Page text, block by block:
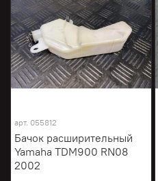
арт. 055812
Бачок расширительный
Yamaha TDM900 RN08
2002